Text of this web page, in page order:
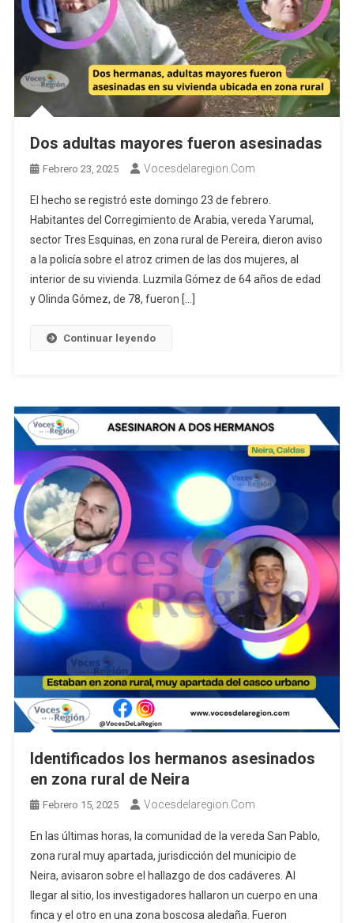
Dos adultas mayores fueron asesinadas
Febrero 23, 2025 Vocesdelaregion.com
El hecho se registró este domingo 23 de febrero.
Habitantes del Corregimiento de Arabia, vereda Yarumal,
sector Tres Esquinas, en zona rural de Pereira, dieron aviso
a la policía sobre el atroz crimen de las dos mujeres, al
interior de su vivienda. Luzmila Gómez de 64 años de edad
y Olinda Gómez, de 78, fueron […]
Continuar leyendo
Identificados los hermanos asesinados
en zona rural de Neira
Febrero 15, 2025 Vocesdelaregion.com
En las últimas horas, la comunidad de la vereda San Pablo,
zona rural muy apartada, jurisdicción del municipio de
Neira, avisaron sobre el hallazgo de dos cadáveres. Al
llegar al sitio, los investigadores hallaron un cuerpo en una
finca y el otro en una zona boscosa aledaña. Fueron